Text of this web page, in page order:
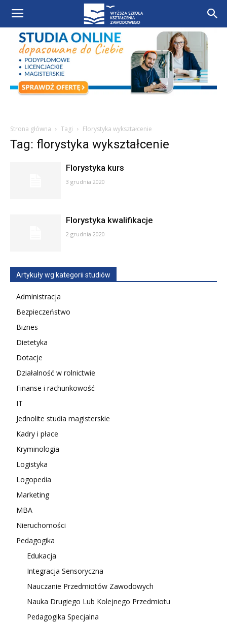
Strona główna Tagi Florystyka wykształcenie
Tag: florystyka wykształcenie
Florystyka kurs
3 grudnia 2020
Florystyka kwalifikacje
2 grudnia 2020
Artykuły wg kategorii studiów
Administracja
Bezpieczeństwo
Biznes
Dietetyka
Dotacje
Działalność w rolnictwie
Finanse i rachunkowość
IT
Jednolite studia magisterskie
Kadry i płace
Kryminologia
Logistyka
Logopedia
Marketing
MBA
Nieruchomości
Pedagogika
Edukacja
Integracja Sensoryczna
Nauczanie Przedmiotów Zawodowych
Nauka Drugiego Lub Kolejnego Przedmiotu
Pedagogika Specjalna